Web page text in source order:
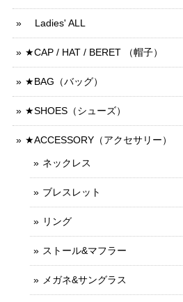
Ladies' ALL
★CAP / HAT / BERET （帽子）
★BAG（バッグ）
★SHOES（シューズ）
★ACCESSORY（アクセサリー）
ネックレス
ブレスレット
リング
ストール&マフラー
メガネ&サングラス